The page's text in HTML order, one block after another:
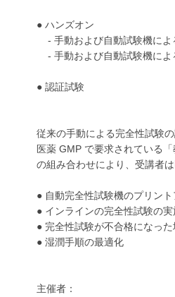
● ハンズオン
- 手動および自動試験機によ
- 手動および自動試験機によ
● 認証試験
従来の手動による完全性試験
医薬 GMP で要求されている
の組み合わせにより、受講者
● 自動完全性試験機のプリン
● インラインの完全性試験の
● 完全性試験が不合格になっ
● 湿潤手順の最適化
主催者：